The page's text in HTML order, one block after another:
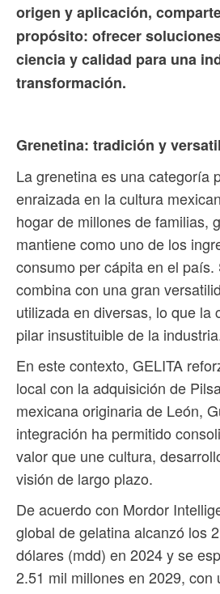
origen y aplicación,
propósito: ofrecer
ciencia y calidad para una
transformación.
Grenetina: tradición y
La grenetina es una categoría
enraizada en la cultura
hogar de millones de familias,
mantiene como uno de los
consumo per cápita en el país.
combina con una gran
utilizada en diversas, lo que la
pilar insustituible de la
En este contexto, GELITA
local con la adquisición de
mexicana originaria de León,
integración ha permitido
valor que une cultura,
visión de largo plazo.
De acuerdo con Mordor
global de gelatina alcanzó los
dólares (mdd) en 2024 y se
2.51 mil millones en 2029, con